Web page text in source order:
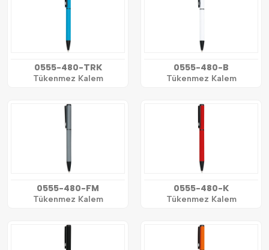
0555-480-TRK
Tükenmez Kalem
0555-480-B
Tükenmez Kalem
0555-480-FM
Tükenmez Kalem
0555-480-K
Tükenmez Kalem